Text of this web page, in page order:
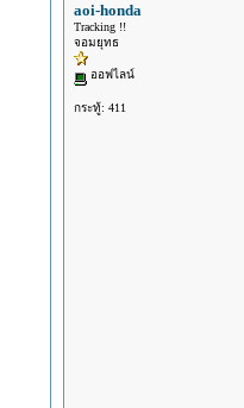
aoi-honda
Tracking !!
จอมยุทธ
ออฟไลน์
กระทู้: 411